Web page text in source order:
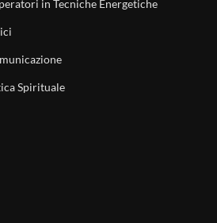
in Tecniche Energetiche
Spirituale